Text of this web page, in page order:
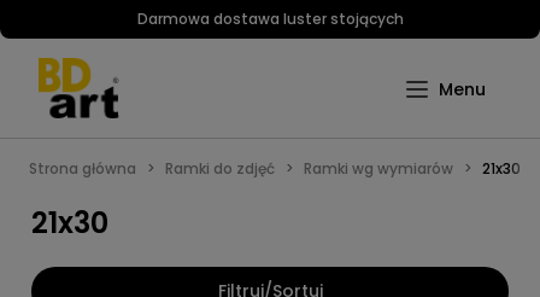
Darmowa dostawa luster stojących
Strona główna Ramki do zdjęć Ramki wg wymiarów 21x30
21x30
Filtruj/Sortuj